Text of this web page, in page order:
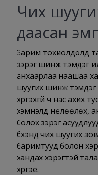
Чих
даасан
Зарим тохиолдолд
зэрэг шинж тэмдэг
анхаарлаа наашаа
шуугих шинж тэмдэг
хүргэхгүй ч нас ахих
хэмнэлд нөлөөлөх,
болох зэрэг
бүхэнд чих шуугих
баримтууд болон
хандах хэрэгтэй
хүргэе.